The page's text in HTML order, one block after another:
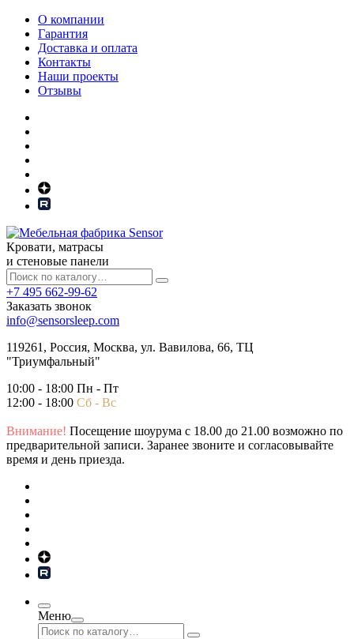
О компании
Гарантия
Доставка и оплата
Контакты
Наши проекты
Отзывы
Кровати, матрасы
и стеновые панели
+7 495 662-99-62
Заказать звонок
info@sensorsleep.com
119261, Россия, Москва, ул. Вавилова, 66, ТЦ
"Триумфальный"
10:00 - 18:00 Пн - Пт
12:00 - 18:00 Сб - Вс
Внимание! Посещение шоурума с 18.00 до 21.00 возможно по
предварительной записи. Заранее звоните и согласовывайте
время и день приезда.
Меню